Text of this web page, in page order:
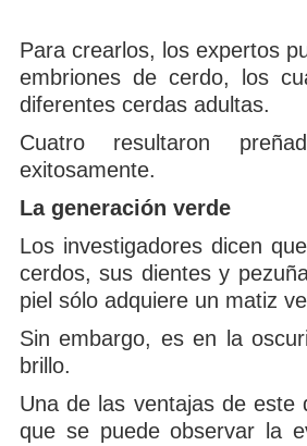
Para crearlos, los expertos
embriones de cerdo, los
diferentes cerdas adultas.
Cuatro resultaron
exitosamente.
La generación verde
Los investigadores dicen
cerdos, sus dientes y
piel sólo adquiere un matiz
Sin embargo, es en la
brillo.
Una de las ventajas de este
que se puede observar la